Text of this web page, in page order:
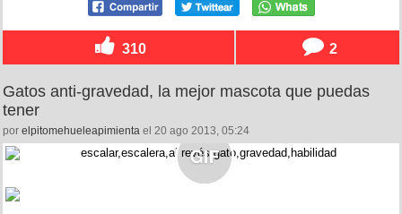
310 2
Gatos anti-gravedad, la mejor mascota que puedas
tener
por elpitomehueleapimienta el 20 ago 2013, 05:24